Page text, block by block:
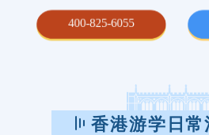
400-825-6055
香港游学日常